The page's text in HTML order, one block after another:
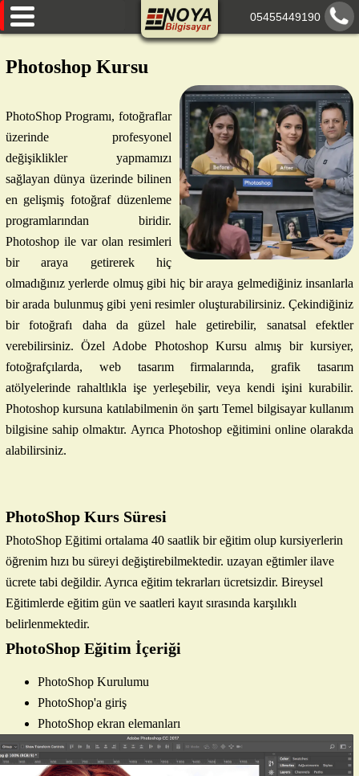
AnaSayfa
Hakkımızda
Paylaşımlarımız
İletişim
05455449190
Photoshop Kursu
PhotoShop Programı, fotoğraflar
üzerinde profesyonel
değişiklikler yapmamızı
sağlayan dünya üzerinde bilinen
en gelişmiş fotoğraf düzenleme
programlarından biridir.
Photoshop ile var olan resimleri
bir araya getirerek hiç
olmadığınız yerlerde olmuş gibi hiç bir araya gelmediğiniz insanlarla
bir arada bulunmuş gibi yeni resimler oluşturabilirsiniz. Çekindiğiniz
bir fotoğrafı daha da güzel hale getirebilir, sanatsal efektler
verebilirsiniz. Özel Adobe Photoshop Kursu almış bir kursiyer,
fotoğrafçılarda, web tasarım firmalarında, grafik tasarım
atölyelerinde rahaltlıkla işe yerleşebilir, veya kendi işini kurabilir.
Photoshop kursuna katılabilmenin ön şartı Temel bilgisayar kullanım
bilgisine sahip olmaktır. Ayrıca Photoshop eğitimini online olarakda
alabilirsiniz.
PhotoShop Kurs Süresi
PhotoShop Eğitimi ortalama 40 saatlik bir eğitim olup kursiyerlerin
öğrenim hızı bu süreyi değiştirebilmektedir. uzayan eğtimler ilave
ücrete tabi değildir. Ayrıca eğitim tekrarları ücretsizdir. Bireysel
Eğitimlerde eğitim gün ve saatleri kayıt sırasında karşılıklı
belirlenmektedir.
PhotoShop Eğitim İçeriği
PhotoShop Kurulumu
PhotoShop'a giriş
PhotoShop ekran elemanları